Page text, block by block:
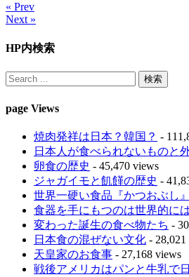
« Prev
Next »
HP内検索
page Views
焼肉発祥は日本？韓国？ -
日本人が食べられないものと
卵食の歴史 - 45,470 views
ジャガイモと飢饉の歴史 -
世界一硬い食品『かつおぶし
食器を手にもつのは世界的に
変わった誕生の食べ物たち -
日本食の混ぜない文化 - 28,021
天皇家のお食事 - 27,168 views
戦後アメリカはパンと牛乳で